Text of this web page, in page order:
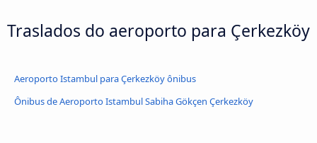
Traslados do aeroporto para Çerkezköy
Aeroporto Istambul para Çerkezköy ônibus
Ônibus de Aeroporto Istambul Sabiha Gökçen Çerkezköy